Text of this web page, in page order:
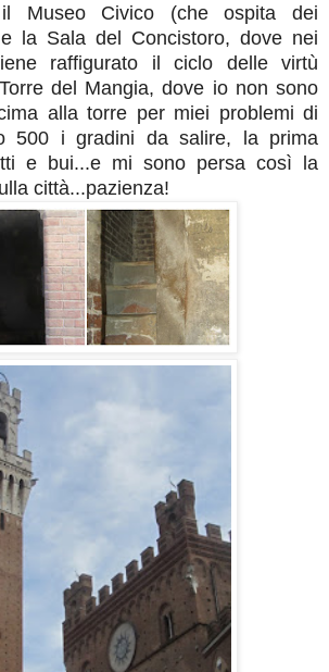
Museo Civico (che ospita dei
la Sala del Concistoro, dove nei
raffigurato il ciclo delle virtù
del Mangia, dove io non sono
alla torre per miei problemi di
500 i gradini da salire, la prima
e bui...e mi sono persa così la
città...pazienza!